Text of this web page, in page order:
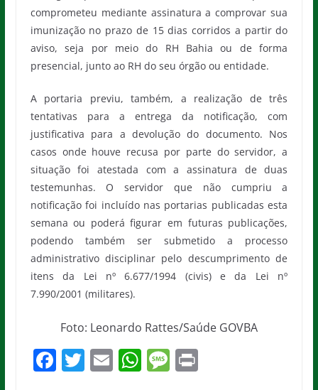
comprometeu mediante assinatura a comprovar sua
imunização no prazo de 15 dias corridos a partir do
aviso, seja por meio do RH Bahia ou de forma
presencial, junto ao RH do seu órgão ou entidade.
A portaria previu, também, a realização de três
tentativas para a entrega da notificação, com
justificativa para a devolução do documento. Nos
casos onde houve recusa por parte do servidor, a
situação foi atestada com a assinatura de duas
testemunhas. O servidor que não cumpriu a
notificação foi incluído nas portarias publicadas esta
semana ou poderá figurar em futuras publicações,
podendo também ser submetido a processo
administrativo disciplinar pelo descumprimento de
itens da Lei nº 6.677/1994 (civis) e da Lei nº
7.990/2001 (militares).
Foto: Leonardo Rattes/Saúde GOVBA
F T E W M Pr